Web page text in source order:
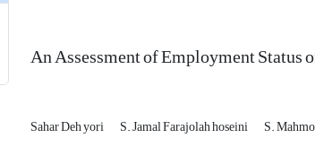
An Assessment of Employment
Sahar Deh yori S. Jamal Farajolah hoseini
S.